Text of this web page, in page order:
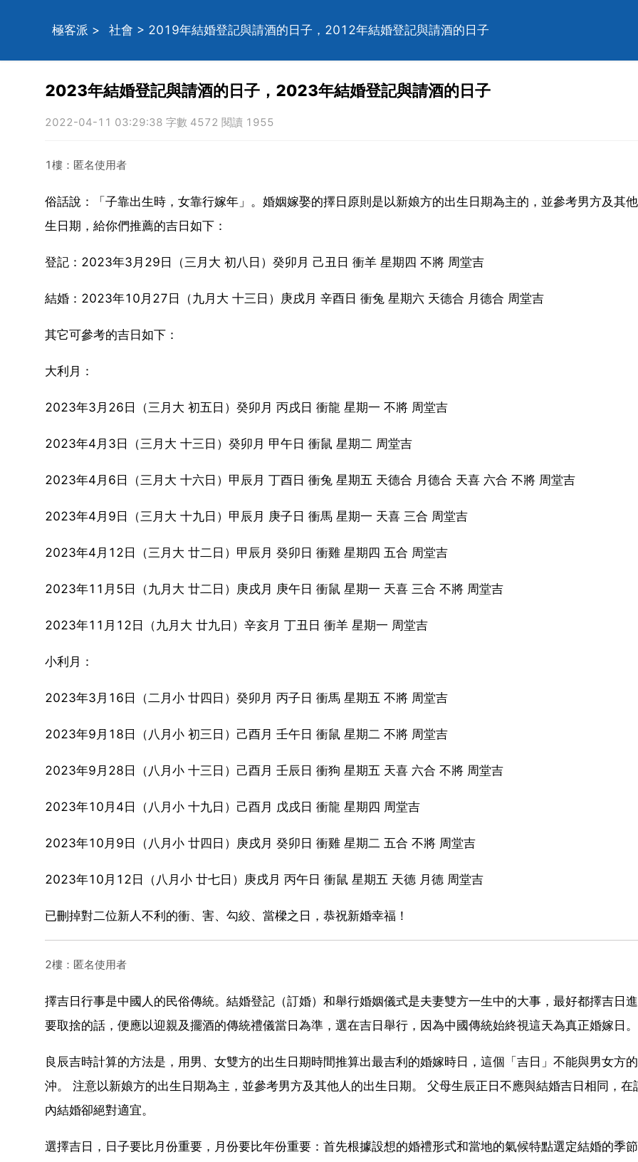
極客派 > 社會 > 2019年結婚登記與請酒的日子，2012年結婚登記與請酒的日子
2023年結婚登記與請酒的日子，2023年結婚登記與請酒的日子
2022-04-11 03:29:38 字數 4572 閱讀 1955
1樓：匿名使用者
俗話說：「子靠出生時，女靠行嫁年」。婚姻嫁娶的擇日原則是以新娘方的出生日期為主的，並參考男方及其
生日期，給你們推薦的吉日如下：
登記：2023年3月29日（三月大 初八日）癸卯月 己丑日 衝羊 星期四 不將 周堂吉
結婚：2023年10月27日（九月大 十三日）庚戌月 辛酉日 衝兔 星期六 天德合 月德合 周堂吉
其它可參考的吉日如下：
大利月：
2023年3月26日（三月大 初五日）癸卯月 丙戌日 衝龍 星期一 不將 周堂吉
2023年4月3日（三月大 十三日）癸卯月 甲午日 衝鼠 星期二 周堂吉
2023年4月6日（三月大 十六日）甲辰月 丁酉日 衝兔 星期五 天德合 月德合 天喜 六合 不將 周堂吉
2023年4月9日（三月大 十九日）甲辰月 庚子日 衝馬 星期一 天喜 三合 周堂吉
2023年4月12日（三月大 廿二日）甲辰月 癸卯日 衝雞 星期四 五合 周堂吉
2023年11月5日（九月大 廿二日）庚戌月 庚午日 衝鼠 星期一 天喜 三合 不將 周堂吉
2023年11月12日（九月大 廿九日）辛亥月 丁丑日 衝羊 星期一 周堂吉
小利月：
2023年3月16日（二月小 廿四日）癸卯月 丙子日 衝馬 星期五 不將 周堂吉
2023年9月18日（八月小 初三日）己酉月 壬午日 衝鼠 星期二 不將 周堂吉
2023年9月28日（八月小 十三日）己酉月 壬辰日 衝狗 星期五 天喜 六合 不將 周堂吉
2023年10月4日（八月小 十九日）己酉月 戊戌日 衝龍 星期四 周堂吉
2023年10月9日（八月小 廿四日）庚戌月 癸卯日 衝雞 星期二 五合 不將 周堂吉
2023年10月12日（八月小 廿七日）庚戌月 丙午日 衝鼠 星期五 天德 月德 周堂吉
已刪掉對二位新人不利的衝、害、勾絞、當樑之日，恭祝新婚幸福！
2樓：匿名使用者
擇吉日行事是中國人的民俗傳統。結婚登記（訂婚）和舉行婚姻儀式是夫妻雙方一生中的大事，最好都擇吉日
要取捨的話，便應以迎親及擺酒的傳統禮儀當日為準，選在吉日舉行，因為中國傳統始終視這天為真正婚嫁日。
良辰吉時計算的方法是，用男、女雙方的出生日期時間推算出最吉利的婚嫁時日，這個「吉日」不能與男女方
沖。 注意以新娘方的出生日期為主，並參考男方及其他人的出生日期。 父母生辰正日不應與結婚吉日相同，在
內結婚卻絕對適宜。
選擇吉日，日子要比月份重要，月份要比年份重要：首先根據設想的婚禮形式和當地的氣候特點選定結婚的季